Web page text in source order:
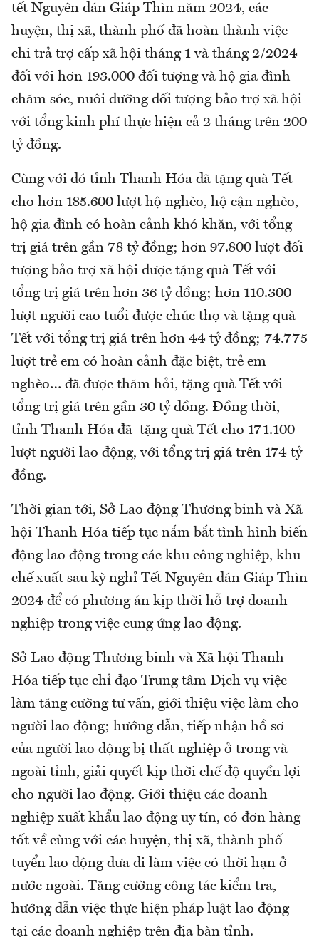
tết Nguyên đán Giáp Thìn năm 2024, các
huyện, thị xã, thành phố đã hoàn thành việc
chi trả trợ cấp xã hội tháng 1 và tháng 2/2024
đối với hơn 193.000 đối tượng và hộ gia đình
chăm sóc, nuôi dưỡng đối tượng bảo trợ xã hội
với tổng kinh phí thực hiện cả 2 tháng trên 200
tỷ đồng.
Cùng với đó tỉnh Thanh Hóa đã tặng quà Tết
cho hơn 185.600 lượt hộ nghèo, hộ cận nghèo,
hộ gia đình có hoàn cảnh khó khăn, với tổng
trị giá trên gần 78 tỷ đồng; hơn 97.800 lượt đối
tượng bảo trợ xã hội được tặng quà Tết với
tổng trị giá trên hơn 36 tỷ đồng; hơn 110.300
lượt người cao tuổi được chúc thọ và tặng quà
Tết với tổng trị giá trên hơn 44 tỷ đồng; 74.775
lượt trẻ em có hoàn cảnh đặc biệt, trẻ em
nghèo… đã được thăm hỏi, tặng quà Tết với
tổng trị giá trên gần 30 tỷ đồng. Đồng thời,
tỉnh Thanh Hóa đã tặng quà Tết cho 171.100
lượt người lao động, với tổng trị giá trên 174 tỷ
đồng.
Thời gian tới, Sở Lao động Thương binh và Xã
hội Thanh Hóa tiếp tục nắm bắt tình hình biến
động lao động trong các khu công nghiệp, khu
chế xuất sau kỳ nghỉ Tết Nguyên đán Giáp Thìn
2024 để có phương án kịp thời hỗ trợ doanh
nghiệp trong việc cung ứng lao động.
Sở Lao động Thương binh và Xã hội Thanh
Hóa tiếp tục chỉ đạo Trung tâm Dịch vụ việc
làm tăng cường tư vấn, giới thiệu việc làm cho
người lao động; hướng dẫn, tiếp nhận hồ sơ
của người lao động bị thất nghiệp ở trong và
ngoài tỉnh, giải quyết kịp thời chế độ quyền lợi
cho người lao động. Giới thiệu các doanh
nghiệp xuất khẩu lao động uy tín, có đơn hàng
tốt về cùng với các huyện, thị xã, thành phố
tuyển lao động đưa đi làm việc có thời hạn ở
nước ngoài. Tăng cường công tác kiểm tra,
hướng dẫn việc thực hiện pháp luật lao động
tại các doanh nghiệp trên địa bàn tỉnh.